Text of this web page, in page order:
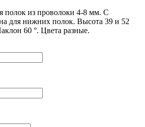
полок из проволоки 4-8 мм. С
для нижних полок. Высота 39 и 52
60 °. Цвета разные.